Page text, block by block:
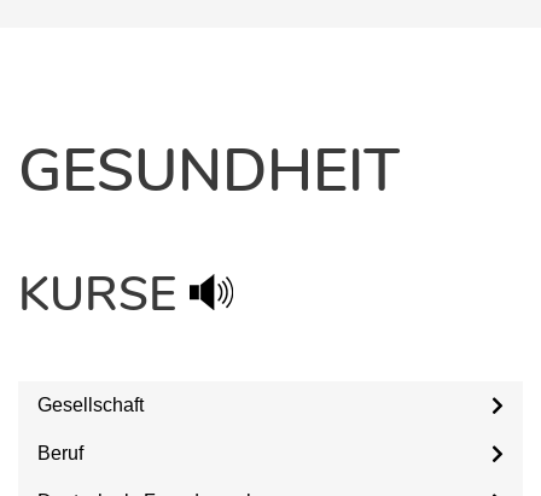
GESUNDHEIT
KURSE
Gesellschaft
Beruf